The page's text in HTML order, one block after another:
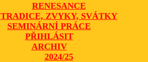
RENESANCE
TRADICE, ZVYKY, SVÁTKY
SEMINÁRNÍ PRÁCE
PŘIHLÁSIT
ARCHIV
2024/25